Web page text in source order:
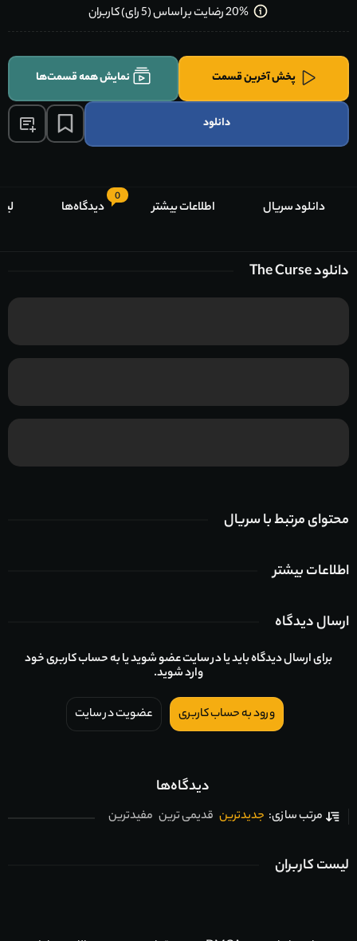
20% رضایت بر اساس (5 رای) کاربران
پخش آخرین قسمت نمایش همه قسمت‌ها
دانلود
دانلود سریال اطلاعات بیشتر
0
دیدگاه‌ها
دانلود The Curse
محتوای مرتبط با سریال
اطلاعات بیشتر
ارسال دیدگاه
برای ارسال دیدگاه باید یا در سایت عضو شوید یا به حساب کاربری خود
وارد شوید.
ورود به حساب کاربری عضویت در سایت
دیدگاه‌ها
مرتب سازی: جدیدترین قدیمی ترین مفیدترین
لیست کاربران